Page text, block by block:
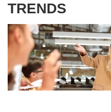
TRENDS